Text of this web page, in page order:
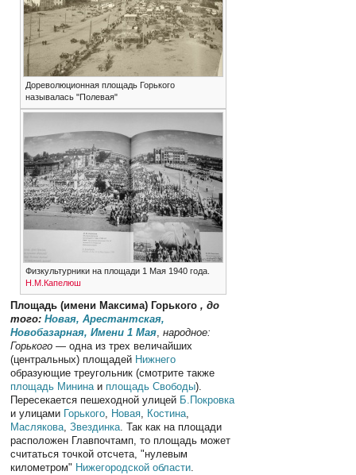
Дореволюционная площадь Горького
называлась "Полевая"
Физкультурники на площади 1 Мая 1940 года.
Н.М.Капелюш
Площадь (имени Максима) Горького, до
того:Новая, Арестантская,
Новобазарная, Имени 1 Мая,народное:
Горького — одна из трех величайших
(центральных) площадей Нижнего
образующие треугольник (смотрите также
площадь Мининаи площадь Свободы).
Пересекается пешеходной улицей Б.Покровка
и улицами Горького, Новая, Костина,
Маслякова,Звездинка. Так как на площади
расположен Главпочтамп, то площадь может
считаться точкой отсчета, "нулевым
километром" Нижегородской области.